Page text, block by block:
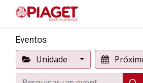
Eventos
Unidade